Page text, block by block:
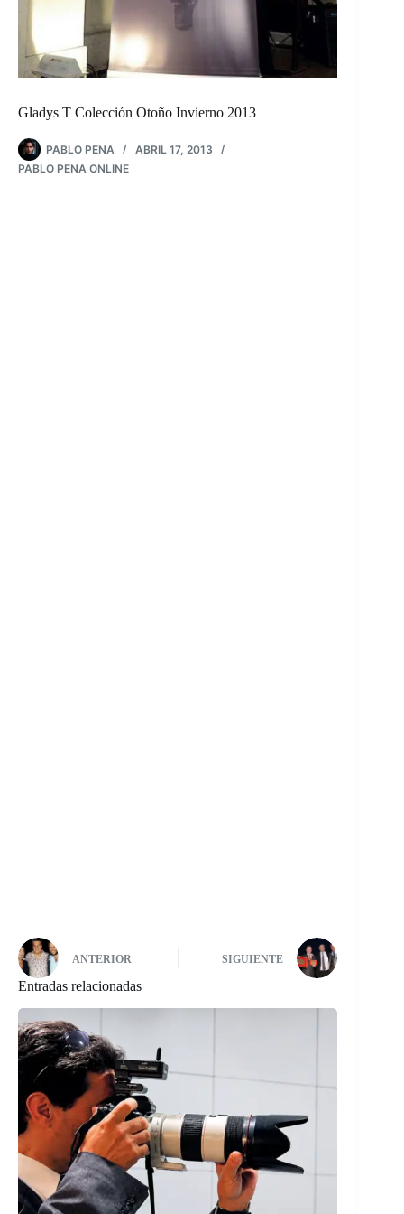
Gladys T Colección Otoño Invierno 2013
PABLO PENA
ABRIL 17, 2013
PABLO PENA ONLINE
ANTERIOR SIGUIENTE
Entradas relacionadas